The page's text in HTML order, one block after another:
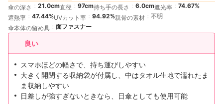
傘の深さ 21.0cm直径 97cm持ち手の長さ 6.0cm遮光率
74.67%
遮熱率
47.44%UVカット率 94.92%親骨の素材
不明
傘本体の留め具
面ファスナー
良い
スマホほどの軽さで、持ち運びしやすい
大きく開閉する収納袋が付属し、中はタオル生地で濡れたま
ま収納しやすい
日差しが強すぎないときなら、日傘としても使用可能